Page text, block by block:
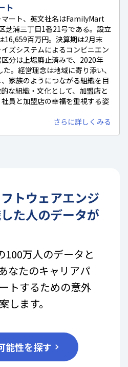
ト
ート、英文社名はFamilyMart
芝浦三丁目1番21号である。設立
16,659百万円。決算期は2月末
ズシステムによるコンビニエン
分は上場廃止済みで、2020年
。経営理念は地域に寄り添い、
家族のようにつながる組織を目
な組織・文化として、加盟店と
員と加盟店の幸福を重視する姿
さらに詳しくみる
トウェアエンジ
た人のデータが
万人のデータと
なたのキャリアパ
トするための意外
します。
能性を探す